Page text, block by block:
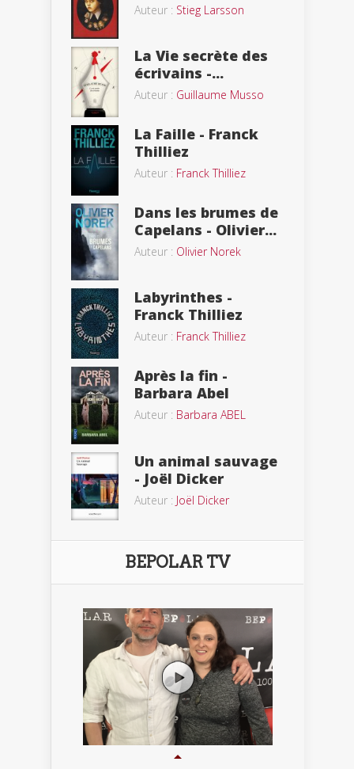
Auteur : Stieg Larsson
La Vie secrète des
écrivains -...
Auteur : Guillaume Musso
La Faille - Franck
Thilliez
Auteur : Franck Thilliez
Dans les brumes de
Capelans - Olivier...
Auteur : Olivier Norek
Labyrinthes -
Franck Thilliez
Auteur : Franck Thilliez
Après la fin -
Barbara Abel
Auteur : Barbara ABEL
Un animal sauvage
- Joël Dicker
Auteur : Joël Dicker
BEPOLAR TV